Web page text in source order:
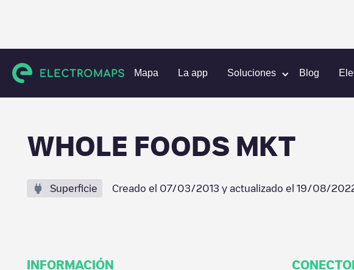
Mapa La app Soluciones Blog
Estaciones de carga Estados Unidos Travis County Bee Cave WHOLE
WHOLE FOODS MKT
Superficie Creado el 07/03/2013 y actualizado el 19/08/
INFORMACIÓN